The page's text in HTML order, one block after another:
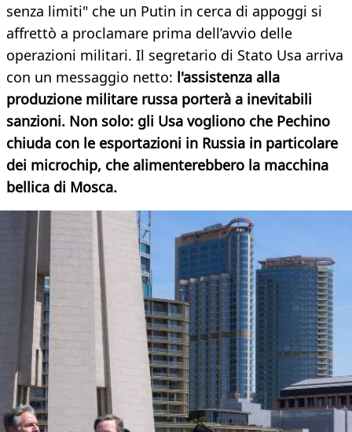
senza limiti" che un Putin in cerca di appoggi si
affrettò a proclamare prima dell’avvio delle
operazioni militari. Il segretario di Stato Usa arriva
con un messaggio netto: l'assistenza alla
produzione militare russa porterà a inevitabili
sanzioni. Non solo: gli Usa vogliono che Pechino
chiuda con le esportazioni in Russia in particolare
dei microchip, che alimenterebbero la macchina
bellica di Mosca.